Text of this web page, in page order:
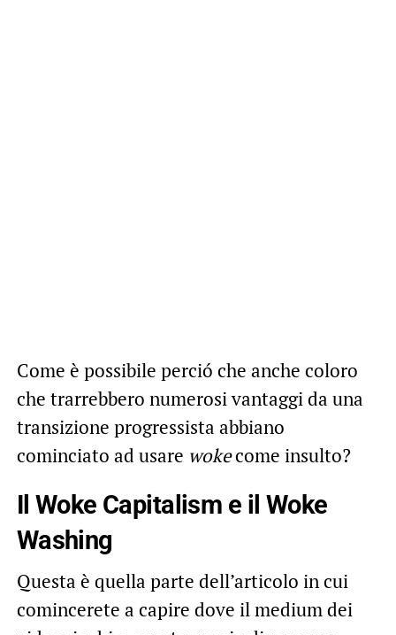
Come è possibile perció che anche coloro
che trarrebbero numerosi vantaggi da una
transizione progressista abbiano
cominciato ad usare wokecome insulto?
Il Woke Capitalism e il Woke
Washing
Questa è quella parte dell’articolo in cui
comincerete a capire dove il medium dei